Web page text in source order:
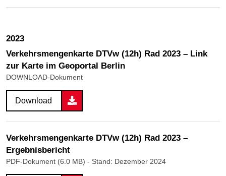
2023
Verkehrsmengenkarte DTVw (12h) Rad 2023 – Link
zur Karte im Geoportal Berlin
DOWNLOAD-Dokument
Download
Verkehrsmengenkarte DTVw (12h) Rad 2023 –
Ergebnisbericht
PDF-Dokument (6.0 MB) - Stand: Dezember 2024